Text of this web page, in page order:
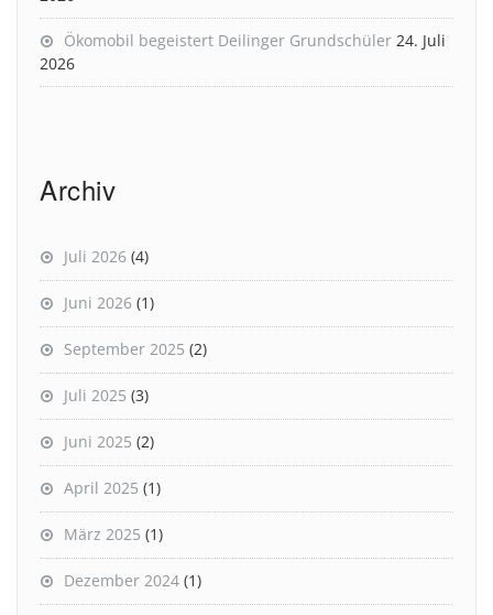
Ökomobil begeistert Deilinger Grundschüler 24. Juli
2026
Archiv
Juli 2026 (4)
Juni 2026 (1)
September 2025 (2)
Juli 2025 (3)
Juni 2025 (2)
April 2025 (1)
März 2025 (1)
Dezember 2024 (1)